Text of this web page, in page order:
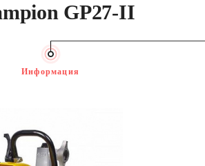
GP27-II
Информация